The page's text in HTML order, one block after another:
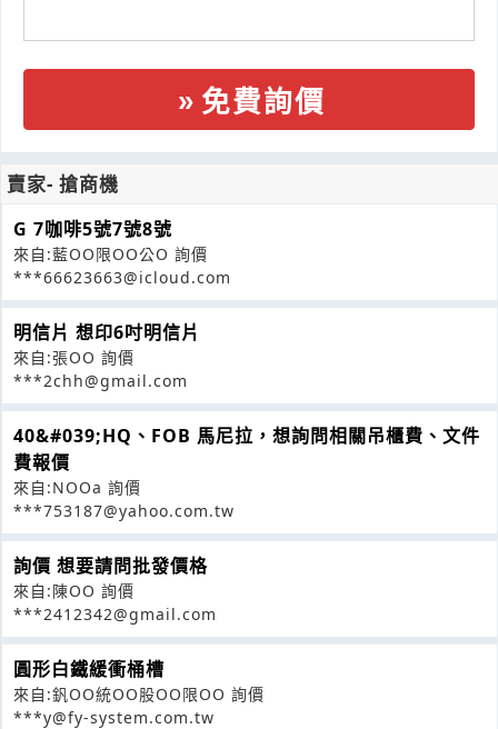
免費詢價
賣家- 搶商機
G 7咖啡5號7號8號
來自:藍OO限OO公O 詢價
***66623663@icloud.com
明信片 想印6吋明信片
來自:張OO 詢價
***2chh@gmail.com
40&#039;HQ、FOB 馬尼拉，想詢問相關吊櫃費、文件
費報價
來自:NOOa 詢價
***753187@yahoo.com.tw
詢價 想要請問批發價格
來自:陳OO 詢價
***2412342@gmail.com
圓形白鐵緩衝桶槽
來自:釩OO統OO股OO限OO 詢價
***y@fy-system.com.tw